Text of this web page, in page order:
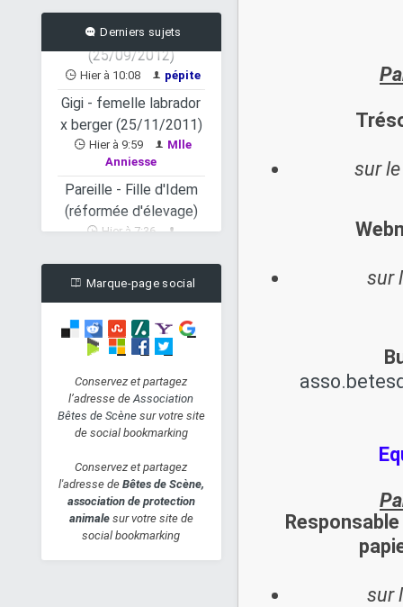
Derniers sujets
setter anglais
(25/09/2012)
Hier à 10:08 pépite
Gigi - femelle labrador
x berger (25/11/2011)
Hier à 9:59
Mlle
Anniesse
Pareille - Fille d'Idem
(réformée d'élevage)
Hier à 7:36
Tchoopie
réformée d'élevage
Oklahoma, femelle
(01/01/2018)
Jeu 4 Avr 2019 - 17:09
PaulineF
épagneul breton
(05/12/2017)
Jeu 4 Avr 2019 - 9:17
Greg et Guislaine
URIS - ponette type
Marque-page social
Conservez et partagez
l’adresse deAssociation
Bêtes de Scènesur votre site
de social bookmarking
Conservez et partagez
l'adresse de Bêtes de Scène,
association de protection
animale sur votre site de
social bookmarking
sur
sur
sur